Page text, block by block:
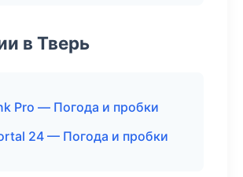
в Тверь
Pro — Погода и пробки
24 — Погода и пробки